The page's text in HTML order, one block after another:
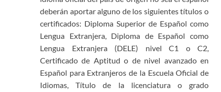
deberán aportar alguno de los siguientes títulos o
certificados: Diploma Superior de Español como
Lengua Extranjera, Diploma de Español como
Lengua Extranjera (DELE) nivel C1 o C2,
Certificado de Aptitud o de nivel avanzado en
Español para Extranjeros de la Escuela Oficial de
Idiomas, Título de la licenciatura o grado